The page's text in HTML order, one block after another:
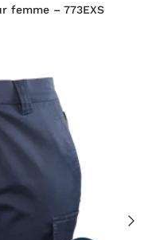
femme – 773EXS